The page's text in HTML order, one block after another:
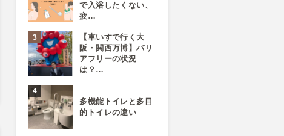
で入浴したくない、
疲…
【車いすで行く大
阪・関西万博】バリ
アフリーの状況
は？…
多機能トイレと多目
的トイレの違い